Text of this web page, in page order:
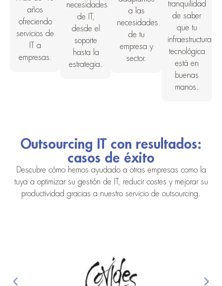
años
ofreciendo
servicios de
IT a
empresas.
necesidades
de IT,
desde el
soporte
hasta la
estrategia.
a las
necesidades
de tu
empresa y
sector.
tranquilidad
de saber
que tu
infraestructura
tecnológica
está en
buenas
manos.
Outsourcing IT con resultados:
casos de éxito
Descubre cómo hemos ayudado a otras empresas como la
tuya a optimizar su gestión de IT, reducir costes y mejorar su
productividad gracias a nuestro servicio de outsourcing.